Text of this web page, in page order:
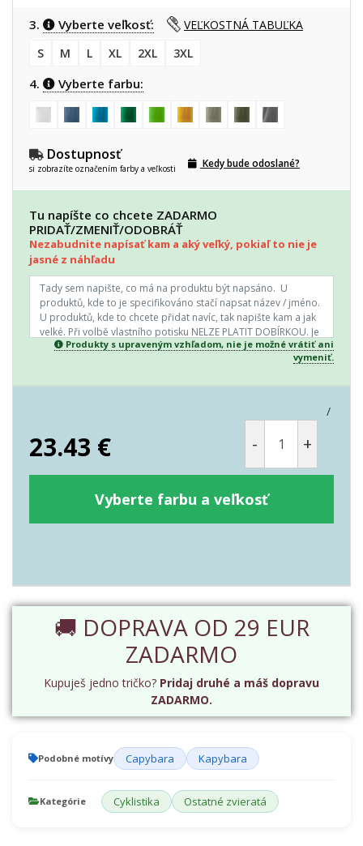
3. Vyberte veľkosť:
VEĽKOSTNÁ TABUĽKA
S
M L XL 2XL 3XL
4. Vyberte farbu:
Dostupnosť
si zobrazíte označením farby a veľkosti Kedy bude odoslané?
Tu napíšte co chcete ZADARMO
PRIDAŤ/ZMENIŤ/ODOBRÁŤ
Nezabudnite napísať kam a aký veľký, pokiaľ to nie je
jasné z náhľadu
Produkty s upraveným vzhľadom, nie je možné vrátiť ani
vymeniť.
/
23.43 € - +
Vyberte farbu a veľkosť
🚚 DOPRAVA OD 29 EUR
ZADARMO
Kupuješ jedno tričko? Pridaj druhé a máš dopravu
ZADARMO.
Podobné motívy Capybara Kapybara
Kategórie Cyklistika Ostatné zvieratá